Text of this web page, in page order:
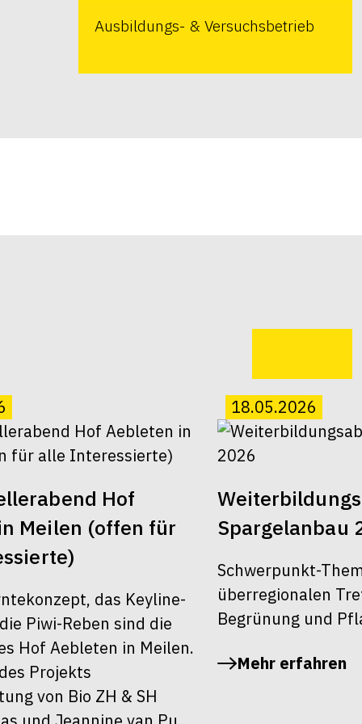
Ausbildungs- & Versuchsbetrieb
Hof
Meilen (offen für
das Keyline-
Piwi-Reben sind die
Hof Aebleten in Meilen.
Projekts
von Bio ZH & SH
18.05.2026
Spargelanbau
Schwerpunkt-
überregionalen
Begrünung und
Mehr erfahren